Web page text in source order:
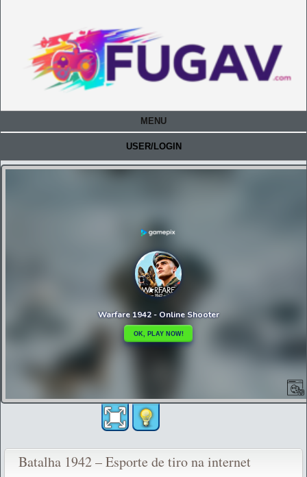
MENU
USER/LOGIN
Batalha 1942 – Esporte de tiro na internet